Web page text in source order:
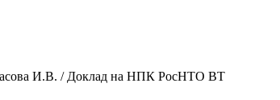
И.В. / Доклад на НПК РосНТО ВТ